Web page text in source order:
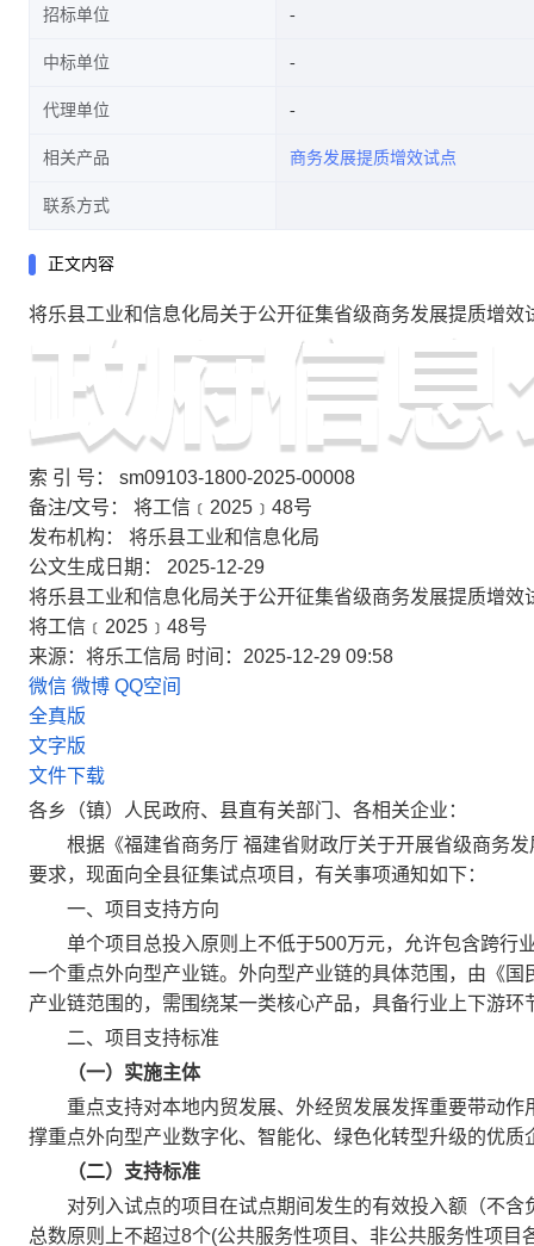
招标单位
中标单位
代理单位
相关产品 商务发展提质增效试点
联系方式
正文内容
将乐县工业和信息化局关于公开征集省级商务发展提质增效
索 引 号： sm09103-1800-2025-00008
备注/文号： 将工信﹝2025﹞48号
发布机构： 将乐县工业和信息化局
公文生成日期： 2025-12-29
将乐县工业和信息化局关于公开征集省级商务发展提质增效
将工信﹝2025﹞48号
来源：将乐工信局 时间：2025-12-29 09:58
微信 微博 QQ空间
全真版
文字版
文件下载
各乡（镇）人民政府、县直有关部门、各相关企业：
根据《福建省商务厅 福建省财政厅关于开展省级商务发
要求，现面向全县征集试点项目，有关事项通知如下：
一、项目支持方向
单个项目总投入原则上不低于500万元，允许包含跨行
一个重点外向型产业链。外向型产业链的具体范围，由《
产业链范围的，需围绕某一类核心产品，具备行业上下游
二、项目支持标准
（一）实施主体
重点支持对本地内贸发展、外经贸发展发挥重要带动作
撑重点外向型产业数字化、智能化、绿色化转型升级的优
（二）支持标准
对列入试点的项目在试点期间发生的有效投入额（不含
总数原则上不超过8个(公共服务性项目、非公共服务性项